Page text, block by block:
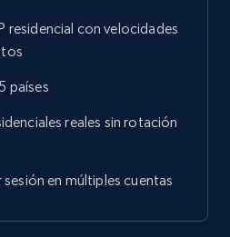
residencial con velocidades
países
reales sin rotación
sesión en múltiples cuentas